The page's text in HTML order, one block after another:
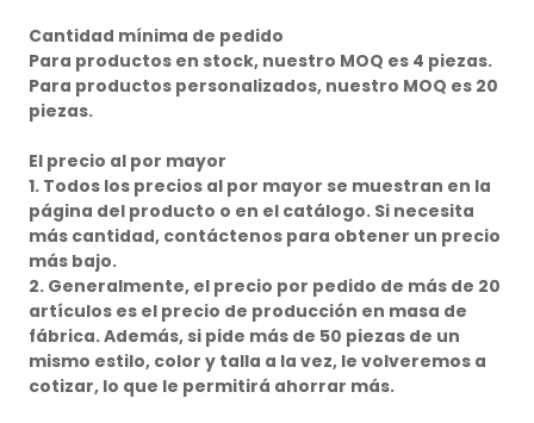
Cantidad mínima de pedido
Para productos en stock, nuestro MOQ es 4 piezas.
Para productos personalizados, nuestro MOQ es 20
piezas.
El precio al por mayor
1. Todos los precios al por mayor se muestran en la
página del producto o en el catálogo. Si necesita
más cantidad, contáctenos para obtener un precio
más bajo.
2. Generalmente, el precio por pedido de más de 20
artículos es el precio de producción en masa de
fábrica. Además, si pide más de 50 piezas de un
mismo estilo, color y talla a la vez, le volveremos a
cotizar, lo que le permitirá ahorrar más.